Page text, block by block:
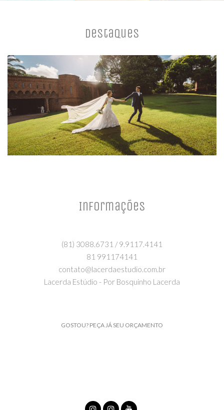
Destaques
Informações
(81) 3088.6731 / 9.9117.4141
81 991174141
contato@lacerdaestudio.com.br
Lacerda Estúdio - Por Bosquinho Lacerda
GOSTOU? PEÇA JÁ SEU ORÇAMENTO